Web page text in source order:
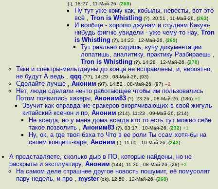
(-), 18:27 , 11-Май-26, (258)
Ну тут уже кому как, кобылы, невесты, вот это
всё , Tron is Whistling (?), 20:51 , 11-Май-26, (263)
И вообще - хорошо джунам и студням Какую-
нибудь фигню увидели - уже чему-то нау, Tron
is Whistling (?), 14:23 , 12-Май-26, (269)
Тут реально сидишь, кучу документации
лопатишь, аналитику, практику Разбираешь ,
Tron is Whistling (?), 14:28 , 12-Май-26, (270)
Таки и спектры-мельтдауны до конца не исправлены, и, вероятно,
не будут А ведь , qqq (??), 14:29 , 08-Май-26, (93)
Сделайте лучше , Аноним (97), 14:52 , 08-Май-26, (97) –2
Нет, люди сделали нечто работающее чтобы им пользовались
Потом появились хакеры, Аноним83(?), 23:26 , 08-Май-26, (186) +1
Звучит как оправдание cpaкеров вкорячивающих в свой жигуль
китайский ксенон и пр, Аноним (214), 11:23 , 09-Май-26, (214)
Не всегда, но у меня дома всегда кто то есть тут можно себе
такое позволить ,Аноним83 (?), 03:17 , 10-Май-26, (232) +1
Ну, ок, а где твоя бэха то Что в ее роли Ты ссам хотя-бы на
своем концепт-каре,Аноним (-), 11:05 , 10-Май-26, (242)
А представляете, сколько дыр в ПО, которые найдены, но не
раскрыты и эксплуатиру,Аноним (144), 11:30 , 08-Май-26, (28) +2
На самом деле страшнее другое новость пошумит, её помусолят
пару недель, и про , myster(ok), 12:50 , 12-Май-26, (268)